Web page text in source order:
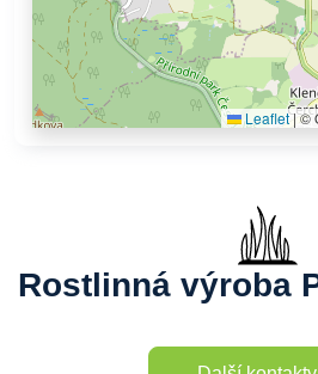
Leaflet|©
Rostlinná výroba